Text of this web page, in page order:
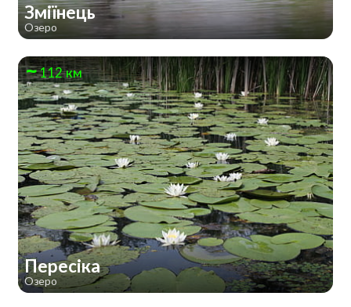
Зміїнець
Озеро
112 км
Пересіка
Озеро